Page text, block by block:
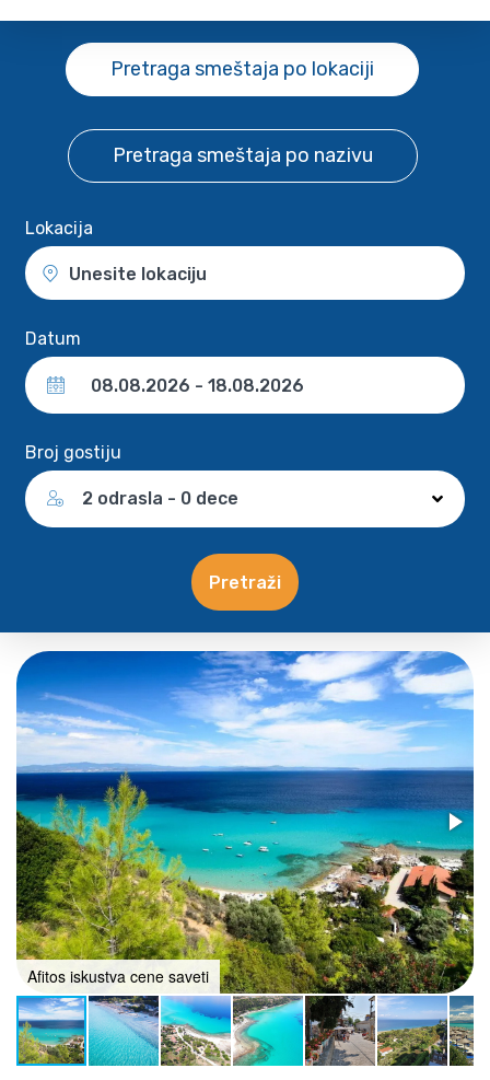
Pretraga smeštaja po lokaciji
Pretraga smeštaja po nazivu
Lokacija
Unesite lokaciju
Datum
Broj gostiju
2 odrasla - 0 dece
Pretraži
Afitos iskustva cene saveti